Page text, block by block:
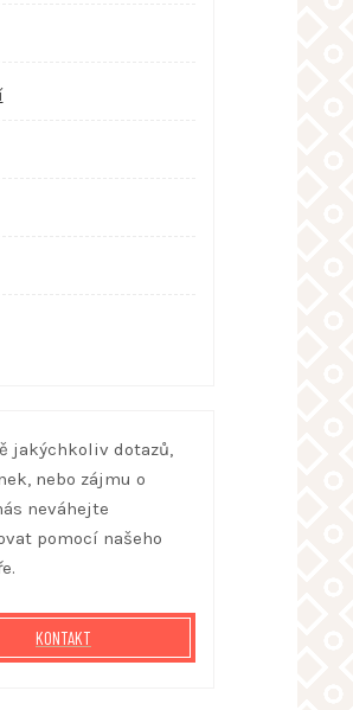
jakýchkoliv dotazů,
nebo zájmu o
neváhejte
pomocí našeho
KONTAKT